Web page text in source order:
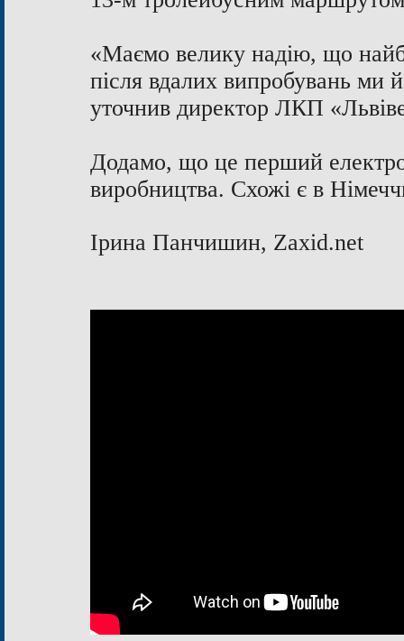
«Маємо велику надію, що
після вдалих випробувань ми
уточнив директор ЛКП
Додамо, що це перший
виробництва. Схожі є в
Ірина Панчишин, Zaxid.net